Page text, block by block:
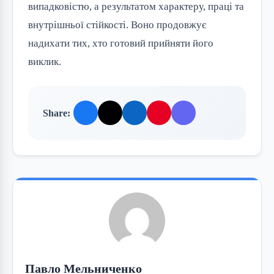
випадковістю, а результатом характеру, праці та
внутрішньої стійкості. Воно продовжує
надихати тих, хто готовий прийняти його
виклик.
Share:
Павло Мельниченко